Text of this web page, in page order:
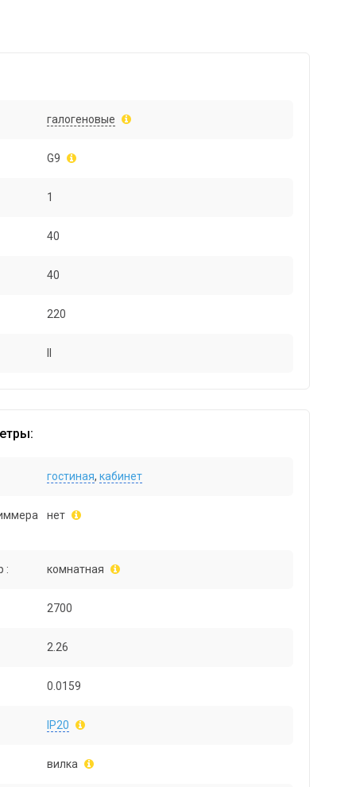
галогеновые
G9
1
40
40
220
гостиная,кабинет
нет
: комнатная
2700
2.26
0.0159
IP20
вилка